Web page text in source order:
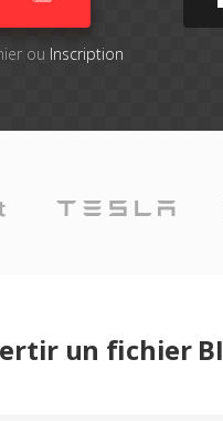
ou Inscription
un fichier